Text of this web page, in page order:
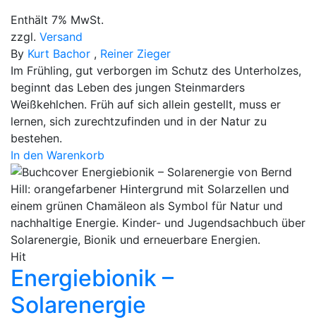
Enthält 7% MwSt.
zzgl. Versand
By Kurt Bachor , Reiner Zieger
Im Frühling, gut verborgen im Schutz des Unterholzes,
beginnt das Leben des jungen Steinmarders
Weißkehlchen. Früh auf sich allein gestellt, muss er
lernen, sich zurechtzufinden und in der Natur zu
bestehen.
In den Warenkorb
Hit
Energiebionik –
Solarenergie